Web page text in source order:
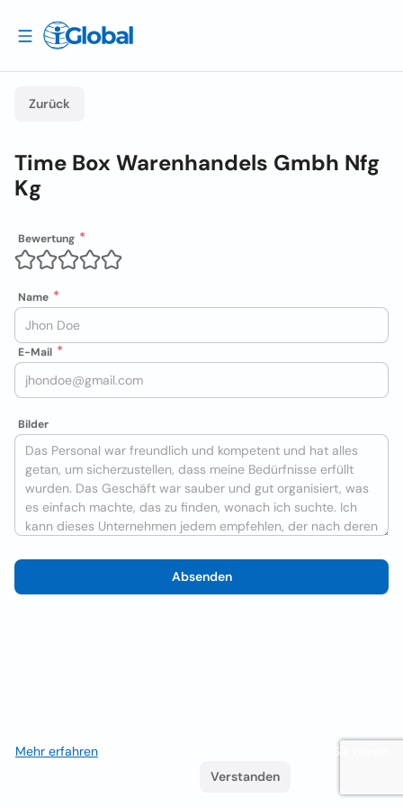
Zurück
Time Box Warenhandels Gmbh Nfg
Kg
Bewertung
Name
E-Mail
Bilder
Absenden
Mehr erfahren . Wenn Sie weiterhin surfen, akzeptieren Sie deren
Verstanden